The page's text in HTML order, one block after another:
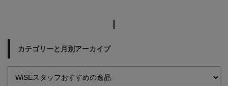
カテゴリーと月別アーカイブ